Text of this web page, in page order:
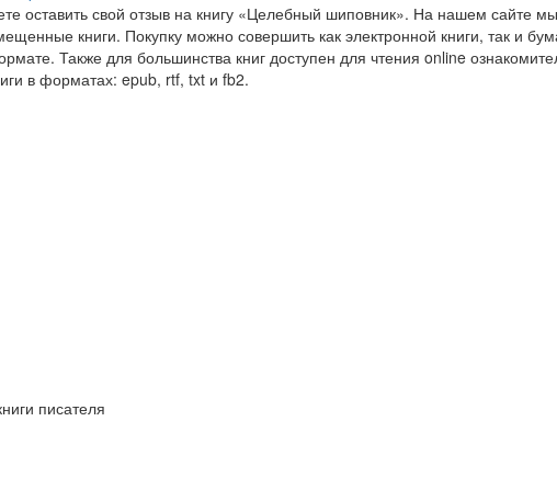
оставить свой отзыв на книгу «Целебный шиповник». На нашем сайте
книги. Покупку можно совершить как электронной книги, так и
Также для большинства книг доступен для чтения online
в форматах: epub, rtf, txt и fb2.
писателя